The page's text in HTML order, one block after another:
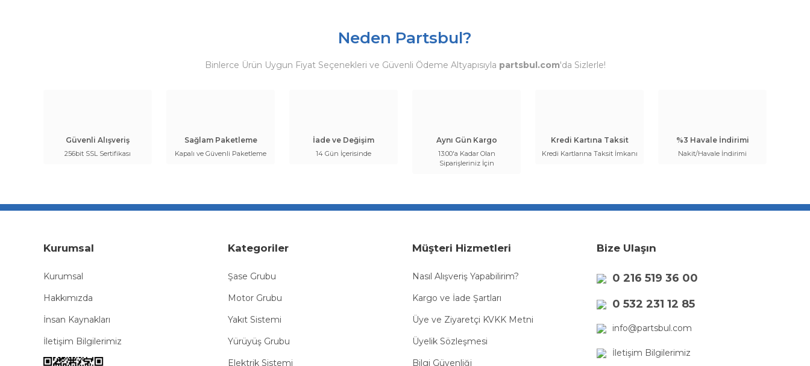
Neden Partsbul?
Binlerce Ürün Uygun Fiyat Seçenekleri ve Güvenli Ödeme Altyapısıyla partsbul.com'da Sizlerle!
Güvenli Alışveriş
256bit SSL Sertifikası
Sağlam Paketleme
Kapalı ve Güvenli Paketleme
İade ve Değişim
14 Gün İçerisinde
Aynı Gün Kargo
13:00'a Kadar Olan
Siparişleriniz İçin
Kredi Kartına Taksit
Kredi Kartlarına Taksit İmkanı
%3 Havale İndirimi
Nakit/Havale İndirimi
Kurumsal
Kurumsal
Hakkımızda
İnsan Kaynakları
İletişim Bilgilerimiz
Kategoriler
Şase Grubu
Motor Grubu
Yakıt Sistemi
Yürüyüş Grubu
Elektrik Sistemi
Müşteri Hizmetleri
Nasıl Alışveriş Yapabilirim?
Kargo ve İade Şartları
Üye ve Ziyaretçi KVKK Metni
Üyelik Sözleşmesi
Bilgi Güvenliği
Bize Ulaşın
0 216 519 36 00
0 532 231 12 85
info@partsbul.com
İletişim Bilgilerimiz